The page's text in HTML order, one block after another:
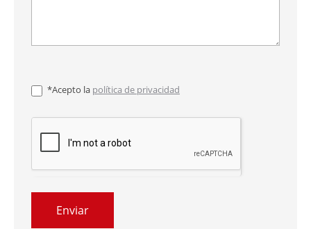
*Acepto la política de privacidad
Enviar